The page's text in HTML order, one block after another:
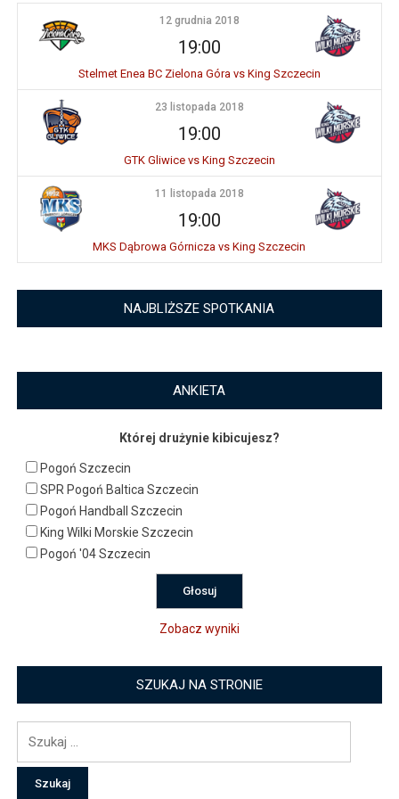
12 grudnia 2018
19:00
Stelmet Enea BC Zielona Góra vs King Szczecin
23 listopada 2018
19:00
GTK Gliwice vs King Szczecin
11 listopada 2018
19:00
MKS Dąbrowa Górnicza vs King Szczecin
NAJBLIŻSZE SPOTKANIA
ANKIETA
Której drużynie kibicujesz?
Pogoń Szczecin
SPR Pogoń Baltica Szczecin
Pogoń Handball Szczecin
King Wilki Morskie Szczecin
Pogoń '04 Szczecin
Zobacz wyniki
SZUKAJ NA STRONIE